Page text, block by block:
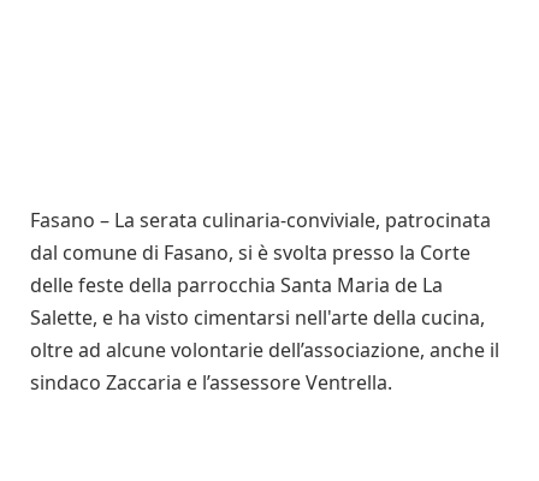
Fasano – La serata culinaria-conviviale, patrocinata
dal comune di Fasano, si è svolta presso la Corte
delle feste della parrocchia Santa Maria de La
Salette, e ha visto cimentarsi nell'arte della cucina,
oltre ad alcune volontarie dell’associazione, anche il
sindaco Zaccaria e l’assessore Ventrella.